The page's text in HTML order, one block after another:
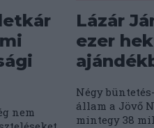
nem
Lázár
ezer
Négy
állam a Jövő
mintegy 38